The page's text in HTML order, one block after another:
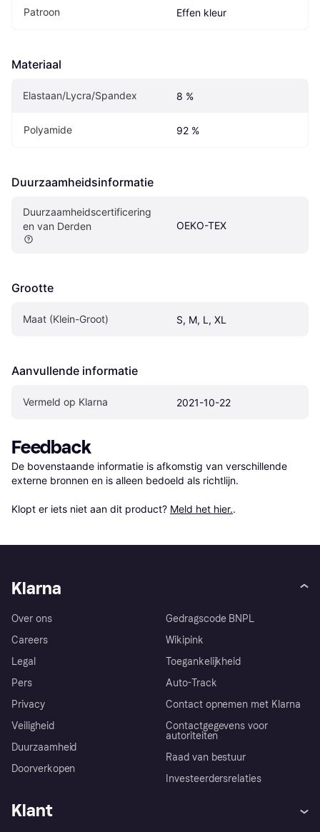
Patroon Effen kleur
Materiaal
Elastaan/Lycra/Spandex 8 %
Polyamide 92 %
Duurzaamheidsinformatie
Duurzaamheidscertificering
en van Derden
OEKO-TEX
Grootte
Maat (Klein-Groot) S, M, L, XL
Aanvullende informatie
Vermeld op Klarna 2021-10-22
Feedback
De bovenstaande informatie is afkomstig van verschillende
externe bronnen en is alleen bedoeld als richtlijn.
Klopt er iets niet aan dit product? Meld het hier..
Klarna
Over ons
Careers
Legal
Pers
Privacy
Veiligheid
Duurzaamheid
Doorverkopen
Gedragscode BNPL
Wikipink
Toegankelijkheid
Auto-Track
Contact opnemen met Klarna
Contactgegevens voor
autoriteiten
Raad van bestuur
Investeerdersrelaties
Klant